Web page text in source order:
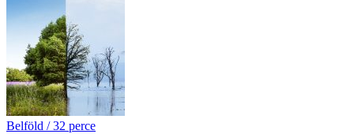
Belföld / 32 perce